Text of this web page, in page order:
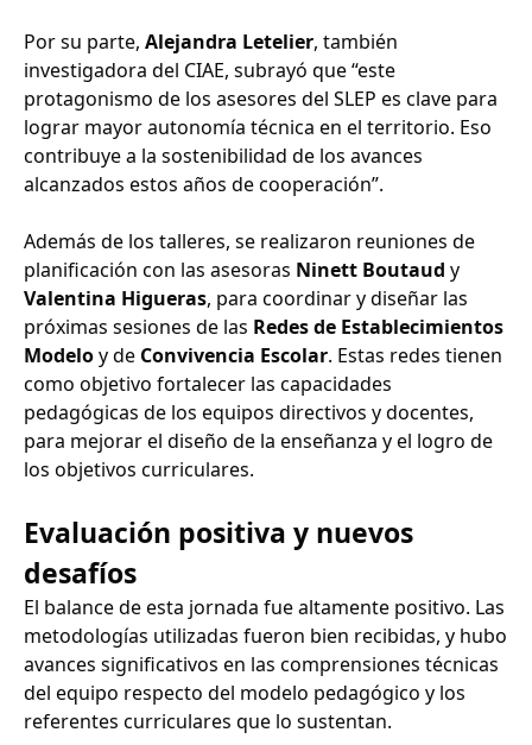
Por su parte, Alejandra Letelier, también
investigadora del CIAE, subrayó que “este
protagonismo de los asesores del SLEP es clave para
lograr mayor autonomía técnica en el territorio. Eso
contribuye a la sostenibilidad de los avances
alcanzados estos años de cooperación”.
Además de los talleres, se realizaron reuniones de
planificación con las asesoras Ninett Boutaud y
Valentina Higueras, para coordinar y diseñar las
próximas sesiones de las Redes de Establecimientos
Modeloy de Convivencia Escolar. Estas redes tienen
como objetivo fortalecer las capacidades
pedagógicas de los equipos directivos y docentes,
para mejorar el diseño de la enseñanza y el logro de
los objetivos curriculares.
Evaluación positiva y nuevos
desafíos
El balance de esta jornada fue altamente positivo. Las
metodologías utilizadas fueron bien recibidas, y hubo
avances significativos en las comprensiones técnicas
del equipo respecto del modelo pedagógico y los
referentes curriculares que lo sustentan.